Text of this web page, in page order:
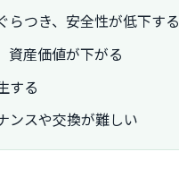
らつき、安全性が低下する
資産価値が下がる
する
ンスや交換が難しい